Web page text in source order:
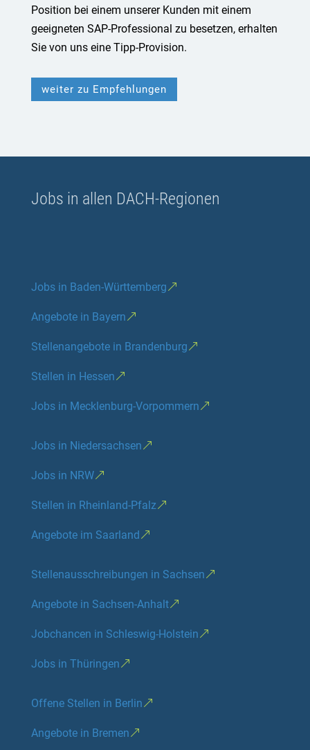
Position bei einem unserer Kunden mit einem
geeigneten SAP-Professional zu besetzen, erhalten
Sie von uns eine Tipp-Provision.
weiter zu Empfehlungen
Jobs in allen DACH-Regionen
Jobs in Baden-Württemberg
Angebote in Bayern
Stellenangebote in Brandenburg
Stellen in Hessen
Jobs in Mecklenburg-Vorpommern
Jobs in Niedersachsen
Jobs in NRW
Stellen in Rheinland-Pfalz
Angebote im Saarland
Stellenausschreibungen in Sachsen
Angebote in Sachsen-Anhalt
Jobchancen in Schleswig-Holstein
Jobs in Thüringen
Offene Stellen in Berlin
Angebote in Bremen